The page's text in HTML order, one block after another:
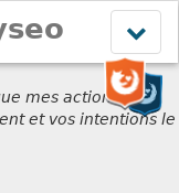
le
menu
mes actions sont
et vos intentions le